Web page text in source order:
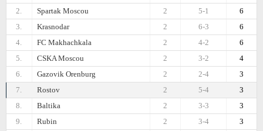
2.
Spartak Moscou 6
5-1
2
3.
Krasnodar 6
6-3
2
4.
FC Makhachkala 6
4-2
2
5.
CSKA Moscou 4
3-2
2
6.
Gazovik Orenburg 3
2-4
2
7.
Rostov 3
5-4
2
8.
Baltika 3
3-3
2
9.
Rubin 3
3-4
2